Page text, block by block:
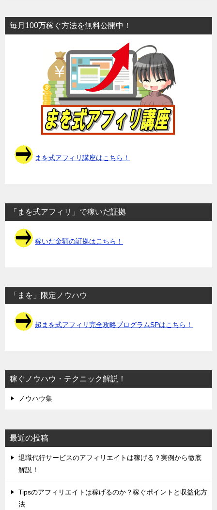
毎月100万稼ぐ方法を無料公開中！
まを式アフィリ講座はこちら！
「まを式アフィリ」で稼いだ証拠
稼いだ金額の証拠はこちら！
「まを」限定ノウハウ
超まを式アフィリ完全攻略プログラムSPはこちら！
稼ぐノウハウ・テクニック解説！
ノウハウ集
最近の投稿
退職代行サービスのアフィリエイトは稼げる？実例から徹底
解説！
Tipsのアフィリエイトは稼げるのか？稼ぐポイントと収益化方
法